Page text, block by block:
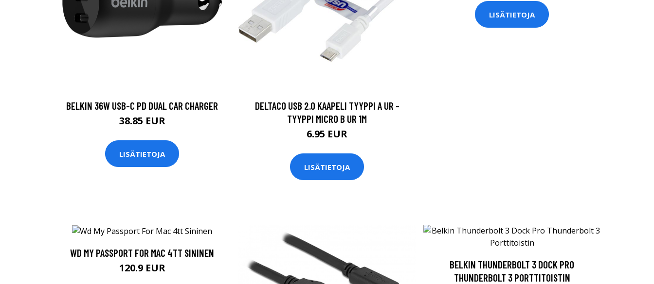
BELKIN 36W USB-C PD DUAL CAR CHARGER
38.85 EUR
LISÄTIETOJA
DELTACO USB 2.0 KAAPELI TYYPPI A UR -
TYYPPI MICRO B UR 1M
6.95 EUR
LISÄTIETOJA
LISÄTIETOJA
WD MY PASSPORT FOR MAC 4TT SININEN
120.9 EUR
BELKIN THUNDERBOLT 3 DOCK PRO
THUNDERBOLT 3 PORTTITOISTIN